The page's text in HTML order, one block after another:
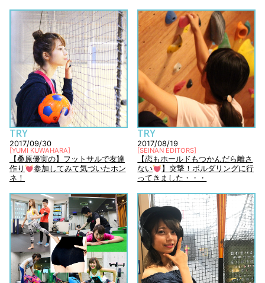
TRY
2017/09/30
[YUMI KUWAHARA]
【桑原優実の】フットサルで友達
作り
参加してみて気づいたホン
ネ！
TRY
2017/08/19
[SEINAN EDITORS]
【恋もホールドもつかんだら離さ
ない
】突撃！ボルダリングに行
ってきました・・・